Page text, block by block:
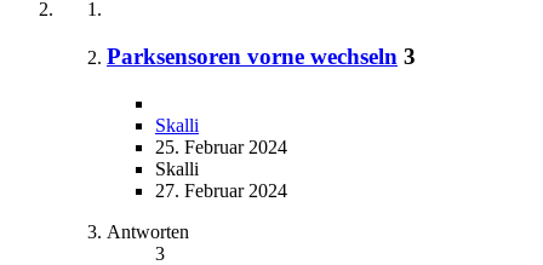
Parksensoren vorne wechseln 3
Skalli
25. Februar 2024
Skalli
27. Februar 2024
Antworten
3